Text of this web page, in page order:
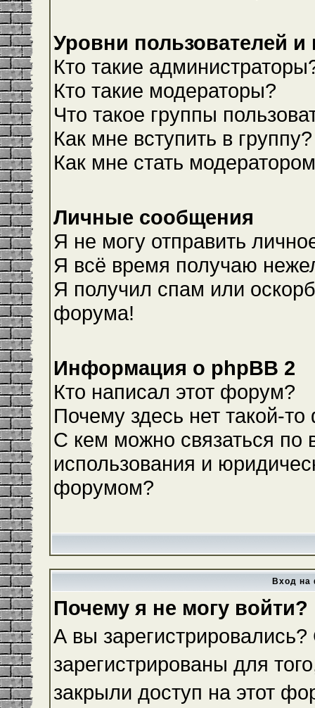
Уровни пользователей и
Кто такие
Кто такие модераторы?
Что такое группы
Как мне вступить в группу?
Как мне стать
Личные сообщения
Я не могу отправить
Я всё время получаю
Я получил спам или
форума!
Информация о phpBB 2
Кто написал этот форум?
Почему здесь нет такой-
С кем можно связаться по
использования и
форумом?
Вход на
Почему я не могу войти?
А вы
зарегистрированы для
закрыли доступ на этот